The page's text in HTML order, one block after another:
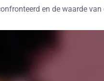
en de waarde